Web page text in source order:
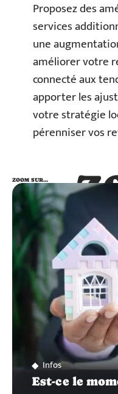
Proposez des
services
une
améliorer votre
connecté aux
apporter les
votre stratégie
pérenniser vos
ZOOM SUR…
Infos
Est-ce le